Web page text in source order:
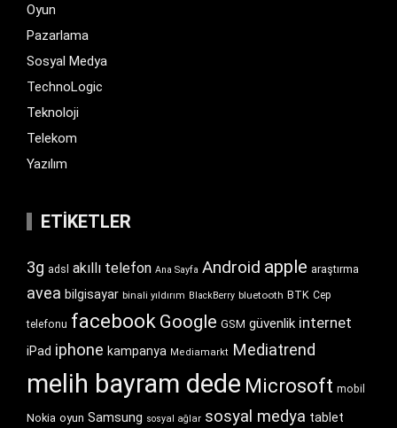
Oyun
Pazarlama
Sosyal Medya
TechnoLogic
Teknoloji
Telekom
Yazılım
ETIKETLER
3g adsl akıllı telefon Ana Sayfa Android apple araştırma
avea bilgisayar binali yıldırım BlackBerry bluetooth BTK Cep
telefonu facebook Google GSM güvenlik internet
iPad iphone kampanya Mediamarkt Mediatrend
melih bayram dede Microsoft mobil
Nokia oyun Samsung sosyal ağlar sosyal medya tablet